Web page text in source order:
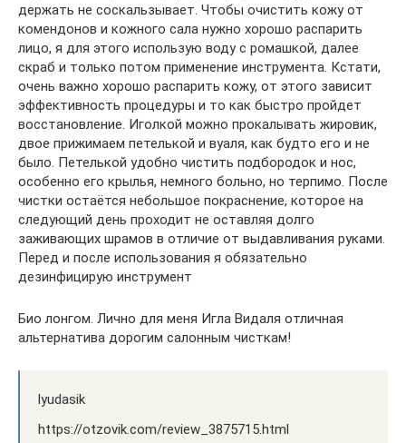
держать не соскальзывает. Чтобы очистить кожу от
комендонов и кожного сала нужно хорошо распарить
лицо, я для этого использую воду с ромашкой, далее
скраб и только потом применение инструмента. Кстати,
очень важно хорошо распарить кожу, от этого зависит
эффективность процедуры и то как быстро пройдет
восстановление. Иголкой можно прокалывать жировик,
двое прижимаем петелькой и вуаля, как будто его и не
было. Петелькой удобно чистить подбородок и нос,
особенно его крылья, немного больно, но терпимо. После
чистки остаётся небольшое покраснение, которое на
следующий день проходит не оставляя долго
заживающих шрамов в отличие от выдавливания руками.
Перед и после использования я обязательно
дезинфицирую инструмент
Био лонгом. Лично для меня Игла Видаля отличная
альтернатива дорогим салонным чисткам!
lyudasik
https://otzovik.com/review_3875715.html